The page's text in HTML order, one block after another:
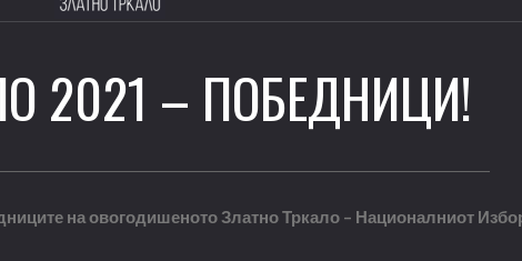
2021 – ПОБЕДНИЦИ!
на овогодишеното Златно Тркало – Националниот